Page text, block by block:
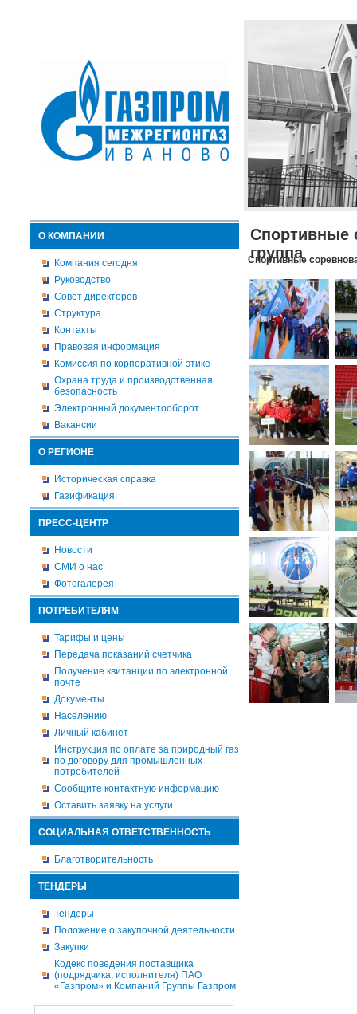
О КОМПАНИИ
Компания сегодня
Руководство
Совет директоров
Структура
Контакты
Правовая информация
Комиссия по корпоративной этике
Охрана труда и производственная
безопасность
Электронный документооборот
Вакансии
О РЕГИОНЕ
Историческая справка
Газификация
ПРЕСС-ЦЕНТР
Новости
СМИ о нас
Фотогалерея
ПОТРЕБИТЕЛЯМ
Тарифы и цены
Передача показаний счетчика
Получение квитанции по электронной
почте
Документы
Населению
Личный кабинет
Инструкция по оплате за природный газ
по договору для промышленных
потребителей
Сообщите контактную информацию
Оставить заявку на услуги
СОЦИАЛЬНАЯ ОТВЕТСТВЕННОСТЬ
Благотворительность
ТЕНДЕРЫ
Тендеры
Положение о закупочной деятельности
Закупки
Кодекс поведения поставщика
(подрядчика, исполнителя) ПАО
«Газпром» и Компаний Группы Газпром
Спортивные
группа
Спортивные